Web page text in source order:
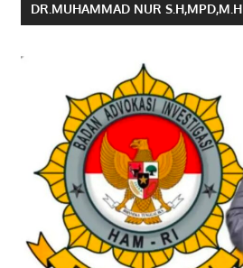
DR.MUHAMMAD NUR S.H,MPD,M.H